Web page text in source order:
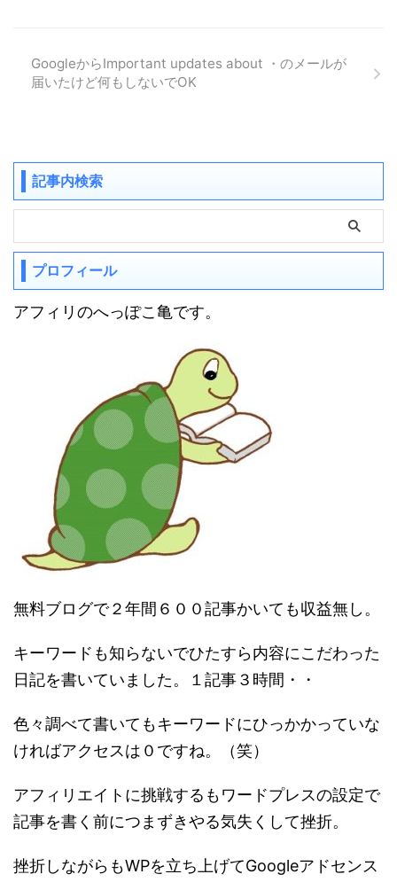
GoogleからImportant updates about ・のメールが
届いたけど何もしないでOK
記事内検索
プロフィール
アフィリのへっぽこ亀です。
無料ブログで２年間６００記事かいても収益無し。
キーワードも知らないでひたすら内容にこだわった
日記を書いていました。１記事３時間・・
色々調べて書いてもキーワードにひっかかっていな
ければアクセスは０ですね。（笑）
アフィリエイトに挑戦するもワードプレスの設定で
記事を書く前につまずきやる気失くして挫折。
挫折しながらもWPを立ち上げてGoogleアドセンス